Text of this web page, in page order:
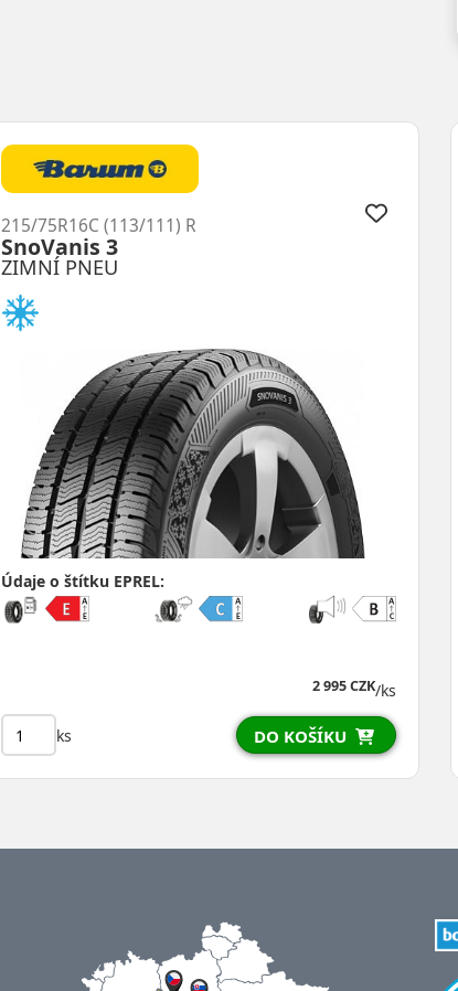
ZIMNÍ PNEU
SnoVanis 3
215/75R16C (113/111) R
Údaje o štítku EPREL:
2 995 CZK/ks
ks DO KOŠÍKU